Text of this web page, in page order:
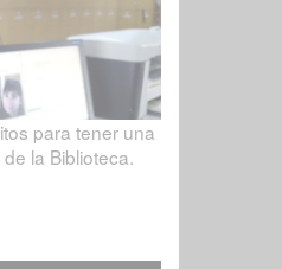
para tener una
la Biblioteca.